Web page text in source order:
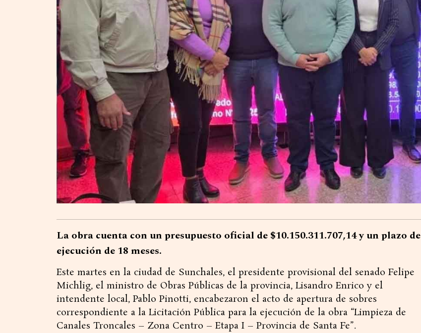
La obra cuenta con un presupuesto oficial de $10.150.311.707,14 y un plazo de
ejecución de 18 meses.
Este martes en la ciudad de Sunchales, el presidente provisional del senado Felipe
Michlig, el ministro de Obras Públicas de la provincia, Lisandro Enrico y el
intendente local, Pablo Pinotti, encabezaron el acto de apertura de sobres
correspondiente a la Licitación Pública para la ejecución de la obra “Limpieza de
Canales Troncales – Zona Centro – Etapa I – Provincia de Santa Fe”.